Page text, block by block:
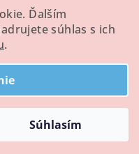
Ďalším
súhlas s ich
.
Súhlasím
práva vyhradené.